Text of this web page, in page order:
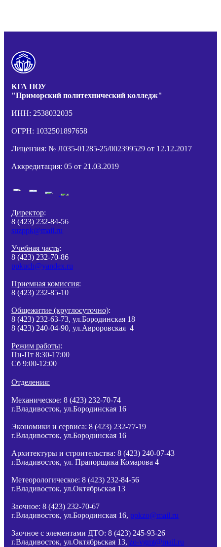
КГА ПОУ
"Приморский политехнический колледж"
ИНН: 2538032035
ОГРН: 1032501897658
Лицензия: № Л035-01285-25/002399529 от 12.12.2017
Аккредитация: 05 от 21.03.2019
Директор:
8 (423) 232-84-56
suzppk@mail.ru
Учебная часть:
8 (423) 232-70-86
ppkuch@yandex.ru
Приемная комиссия:
8 (423) 232-85-10
Общежитие (круглосуточно):
8 (423) 232-63-73, ул.Бородинская 18
8 (423) 240-04-90, ул.Авроровская 4
Режим работы:
Пн-Пт 8:30-17:00
Сб 9:00-12:00
Отделения:
Механическое: 8 (423) 232-70-74
г.Владивосток, ул.Бородинская 16
Экономики и сервиса: 8 (423) 232-77-19
г.Владивосток, ул.Бородинская 16
Архитектуры и строительства: 8 (423) 240-07-43
г.Владивосток, ул. Прапорщика Комарова 4
Метеорологическое: 8 (423) 232-84-56
г.Владивосток, ул.Октябрьская 13
Заочное: 8 (423) 232-70-67
г.Владивосток, ул.Бородинская 16, ppkzo@mail.ru
Заочное с элементами ДТО: 8 (423) 245-93-26
г.Владивосток, ул.Октябрьская 13, zo-vgmt@mail.ru